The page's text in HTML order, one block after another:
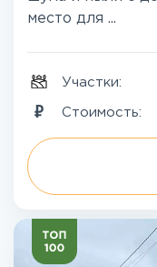
место для ...
Участки:
Стоимость: